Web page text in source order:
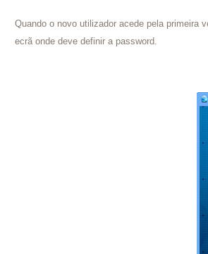
Quando o novo utilizador acede pela primeira
ecrã onde deve definir a password.